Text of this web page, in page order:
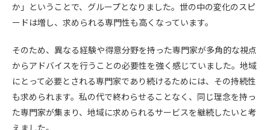
か」ということで、グループとなりました。世の中の変化のスピ
ードは増し、求められる専門性も高くなっています。
そのため、異なる経験や得意分野を持った専門家が多角的な視点
からアドバイスを行うことの必要性を強く感じていました。地域
にとって必要とされる専門家であり続けるためには、その持続性
も求められます。私の代で終わらせることなく、同じ理念を持っ
た専門家が集まり、地域に求められるサービスを継続したいと考